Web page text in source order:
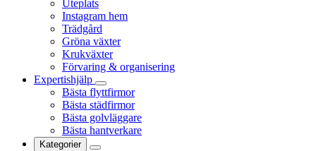
Uteplats
Instagram hem
Trädgård
Gröna växter
Krukväxter
Förvaring & organisering
Expertishjälp
Bästa flyttfirmor
Bästa städfirmor
Bästa golvläggare
Bästa hantverkare
Kategorier